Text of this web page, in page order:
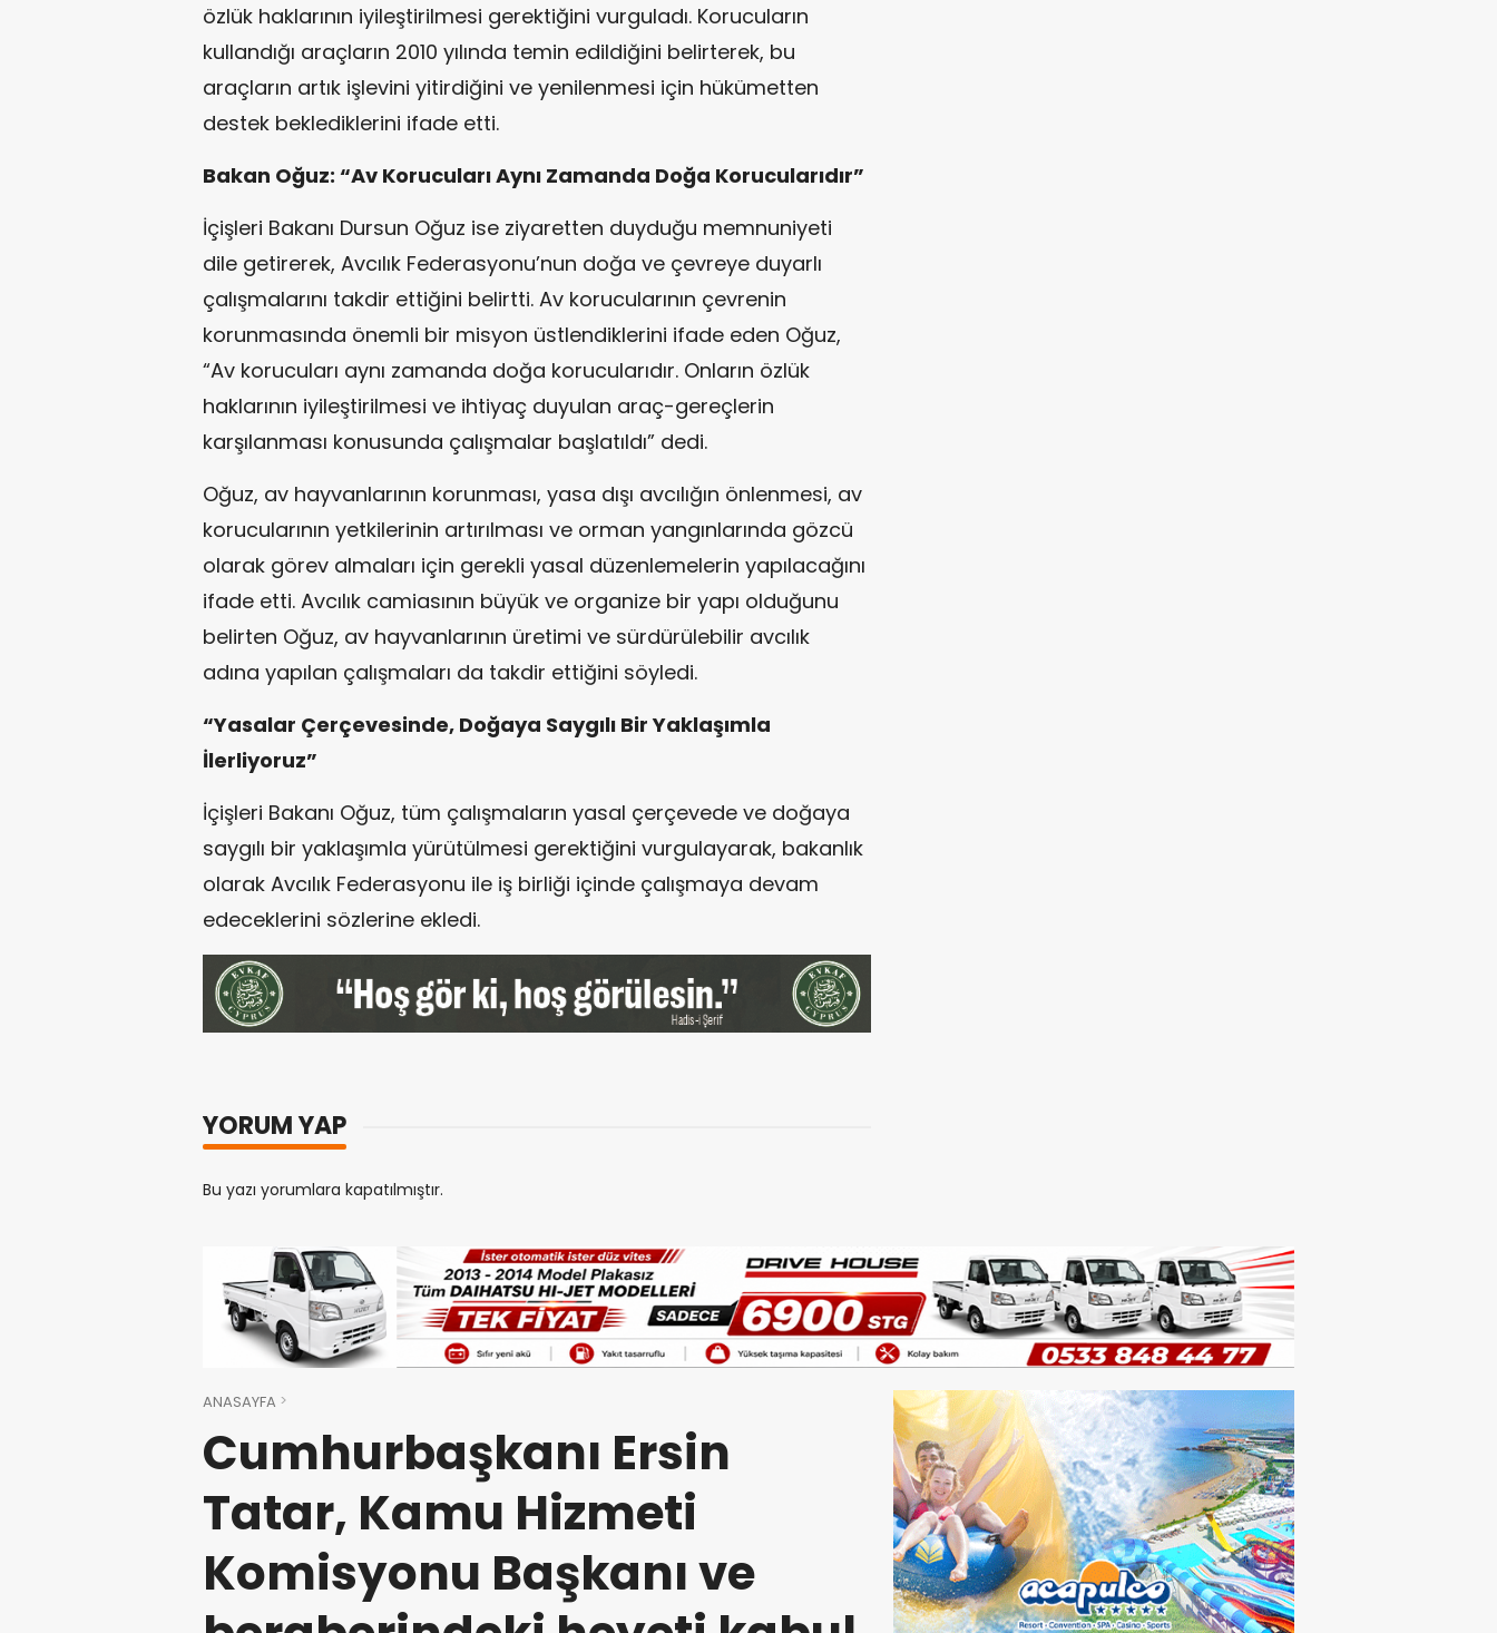
özlük haklarının iyileştirilmesi gerektiğini vurguladı. Korucuların
kullandığı araçların 2010 yılında temin edildiğini belirterek, bu
araçların artık işlevini yitirdiğini ve yenilenmesi için hükümetten
destek beklediklerini ifade etti.
Bakan Oğuz: “Av Korucuları Aynı Zamanda Doğa Korucularıdır”
İçişleri Bakanı Dursun Oğuz ise ziyaretten duyduğu memnuniyeti
dile getirerek, Avcılık Federasyonu’nun doğa ve çevreye duyarlı
çalışmalarını takdir ettiğini belirtti. Av korucularının çevrenin
korunmasında önemli bir misyon üstlendiklerini ifade eden Oğuz,
“Av korucuları aynı zamanda doğa korucularıdır. Onların özlük
haklarının iyileştirilmesi ve ihtiyaç duyulan araç-gereçlerin
karşılanması konusunda çalışmalar başlatıldı” dedi.
Oğuz, av hayvanlarının korunması, yasa dışı avcılığın önlenmesi, av
korucularının yetkilerinin artırılması ve orman yangınlarında gözcü
olarak görev almaları için gerekli yasal düzenlemelerin yapılacağını
ifade etti. Avcılık camiasının büyük ve organize bir yapı olduğunu
belirten Oğuz, av hayvanlarının üretimi ve sürdürülebilir avcılık
adına yapılan çalışmaları da takdir ettiğini söyledi.
“Yasalar Çerçevesinde, Doğaya Saygılı Bir Yaklaşımla
İlerliyoruz”
İçişleri Bakanı Oğuz, tüm çalışmaların yasal çerçevede ve doğaya
saygılı bir yaklaşımla yürütülmesi gerektiğini vurgulayarak, bakanlık
olarak Avcılık Federasyonu ile iş birliği içinde çalışmaya devam
edeceklerini sözlerine ekledi.
YORUM YAP
Bu yazı yorumlara kapatılmıştır.
ANASAYFA
Cumhurbaşkanı Ersin
Tatar, Kamu Hizmeti
Komisyonu Başkanı ve